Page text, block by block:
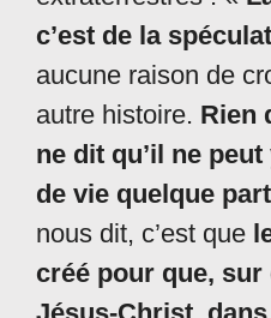
c’est de la
aucune raison de
autre histoire. Rien
ne dit qu’il ne
de vie quelque part
nous dit, c’est que
créé pour que, sur